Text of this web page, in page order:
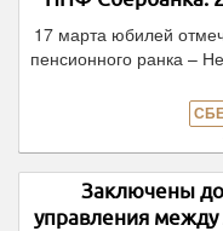
17 марта юбилей
пенсионного ранка –
Заключены
управления